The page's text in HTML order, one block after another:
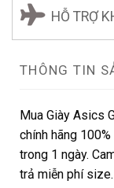
HỖ TRỢ
THÔNG TIN
Mua Giày Asics
chính hãng
trong 1 ngày.
trả miễn phí